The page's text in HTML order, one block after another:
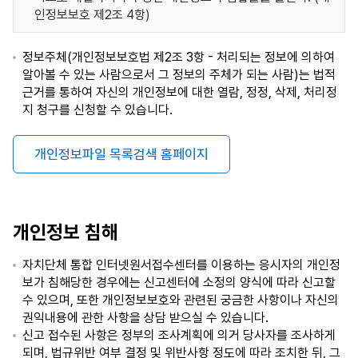
인정보보호 제2조 4항)
정보주체(개인정보보호법 제2조 3항 - 처리되는 정보에 의하여
알아볼 수 있는 사람으로서 그 정보의 주체가 되는 사람)는 법적
근거를 통하여 자신의 개인정보에 대한 열람, 정정, 삭제, 처리정
지 청구를 신청할 수 있습니다.
개인정보파일 목록검색 홈페이지
개인정보 침해
자치단체 통합 인터넷원서접수센터를 이용하는 응시자의 개인정
보가 침해당한 경우에는 신고센터에 소정의 양식에 따라 신고할
수 있으며, 또한 개인정보보호와 관련된 궁금한 사항이나 자신의
권익내용에 관한 사항을 상담 받으실 수 있습니다.
신고 접수된 사항은 정부의 조사계획에 의거 당사자를 조사하게
되며, 법규위반 여부 결정 및 위반사항 정도에 따라 조치한 뒤, 그